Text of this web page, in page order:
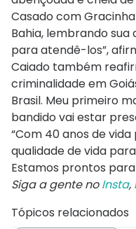
Casado com
Bahia, lembrando
para atendê-los”,
Caiado também
criminalidade em
Brasil. Meu primeiro
bandido vai estar
“Com 40 anos de
qualidade de vida
Estamos prontos
Siga a gente noInsta,
Tópicos relacionados